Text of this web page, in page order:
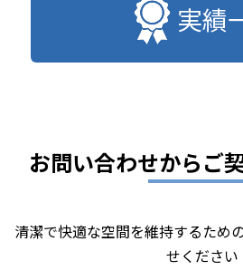
実績
お問い合わせからご
清潔で快適な空間を維持するため
せください